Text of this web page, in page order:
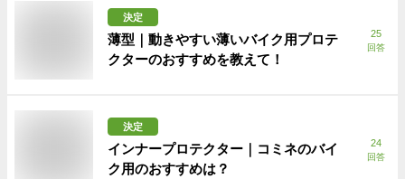
決定
薄型｜動きやすい薄いバイク用プロテ
クターのおすすめを教えて！
25
回答
決定
インナープロテクター｜コミネのバイ
ク用のおすすめは？
24
回答